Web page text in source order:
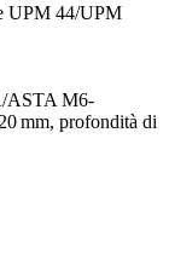
UPM 44/UPM
ASTA M6-
mm, profondità di